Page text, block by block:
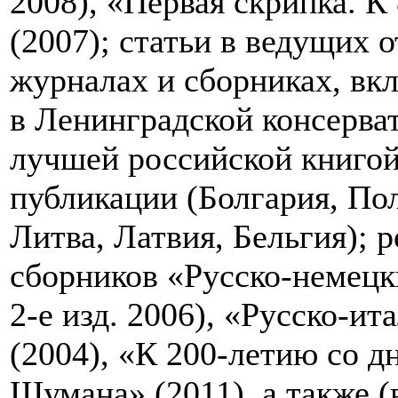
(2007); статьи в ведущих
журналах и сборниках,
в Ленинградской
лучшей российской
публикации (Болгария,
Литва, Латвия, Бельгия);
сборников «Русско-
2-е изд. 2006), «Русско-
(2004), «К 200-летию со